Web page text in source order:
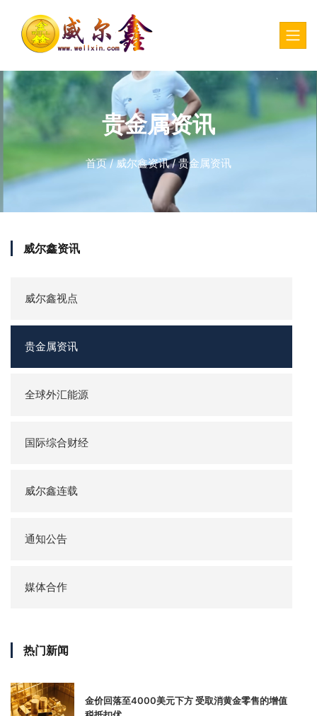
贵金属资讯
首页/威尔鑫资讯/贵金属资讯
威尔鑫资讯
威尔鑫视点
贵金属资讯
全球外汇能源
国际综合财经
威尔鑫连载
通知公告
媒体合作
热门新闻
金价回落至4000美元下方 受取消黄金零售的增值